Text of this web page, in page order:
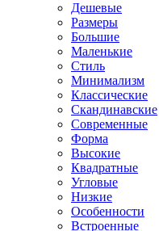
Дешевые
Размеры
Большие
Маленькие
Стиль
Минимализм
Классические
Скандинавские
Современные
Форма
Высокие
Квадратные
Угловые
Низкие
Особенности
Встроенные